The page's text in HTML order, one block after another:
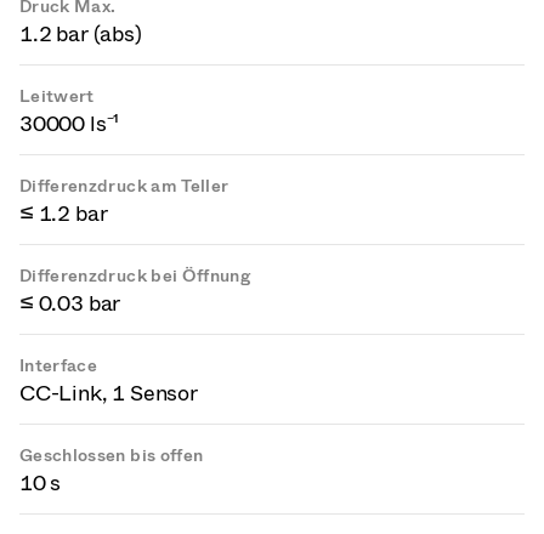
Druck Max.
1.2 bar (abs)
Leitwert
30000 ls⁻¹
Differenzdruck am Teller
≤ 1.2 bar
Differenzdruck bei Öffnung
≤ 0.03 bar
Interface
CC-Link, 1 Sensor
Geschlossen bis offen
10 s